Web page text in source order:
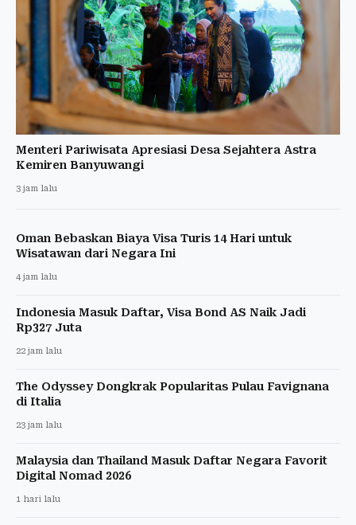
Menteri Pariwisata Apresiasi Desa Sejahtera Astra
Kemiren Banyuwangi
3 jam lalu
Oman Bebaskan Biaya Visa Turis 14 Hari untuk
Wisatawan dari Negara Ini
4 jam lalu
Indonesia Masuk Daftar, Visa Bond AS Naik Jadi
Rp327 Juta
22 jam lalu
The Odyssey Dongkrak Popularitas Pulau Favignana
di Italia
23 jam lalu
Malaysia dan Thailand Masuk Daftar Negara Favorit
Digital Nomad 2026
1 hari lalu